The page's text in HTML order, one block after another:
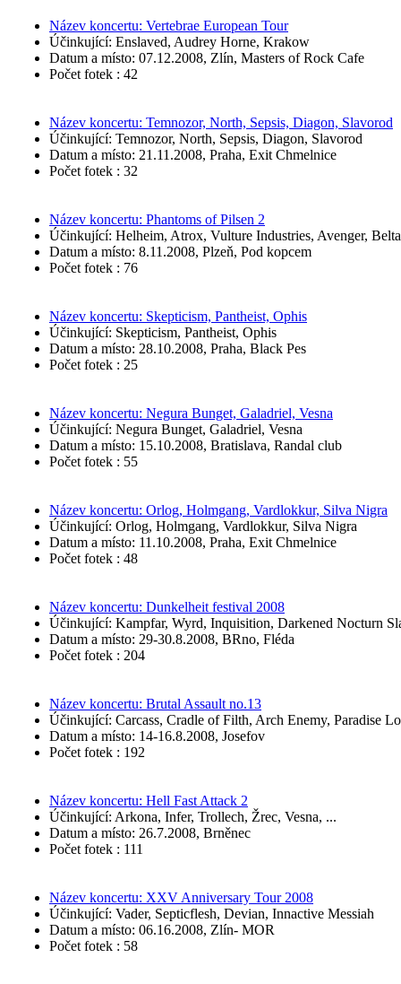
Název koncertu: Vertebrae European Tour
Účinkující: Enslaved, Audrey Horne, Krakow
Datum a místo: 07.12.2008, Zlín, Masters of Rock Cafe
Počet fotek : 42
Název koncertu: Temnozor, North, Sepsis, Diagon, Slavorod
Účinkující: Temnozor, North, Sepsis, Diagon, Slavorod
Datum a místo: 21.11.2008, Praha, Exit Chmelnice
Počet fotek : 32
Název koncertu: Phantoms of Pilsen 2
Účinkující: Helheim, Atrox, Vulture Industries, Avenger,
Datum a místo: 8.11.2008, Plzeň, Pod kopcem
Počet fotek : 76
Název koncertu: Skepticism, Pantheist, Ophis
Účinkující: Skepticism, Pantheist, Ophis
Datum a místo: 28.10.2008, Praha, Black Pes
Počet fotek : 25
Název koncertu: Negura Bunget, Galadriel, Vesna
Účinkující: Negura Bunget, Galadriel, Vesna
Datum a místo: 15.10.2008, Bratislava, Randal club
Počet fotek : 55
Název koncertu: Orlog, Holmgang, Vardlokkur, Silva Nigra
Účinkující: Orlog, Holmgang, Vardlokkur, Silva Nigra
Datum a místo: 11.10.2008, Praha, Exit Chmelnice
Počet fotek : 48
Název koncertu: Dunkelheit festival 2008
Účinkující: Kampfar, Wyrd, Inquisition, Darkened Nocturn
Datum a místo: 29-30.8.2008, BRno, Fléda
Počet fotek : 204
Název koncertu: Brutal Assault no.13
Účinkující: Carcass, Cradle of Filth, Arch Enemy, Paradise
Datum a místo: 14-16.8.2008, Josefov
Počet fotek : 192
Název koncertu: Hell Fast Attack 2
Účinkující: Arkona, Infer, Trollech, Žrec, Vesna, ...
Datum a místo: 26.7.2008, Brněnec
Počet fotek : 111
Název koncertu: XXV Anniversary Tour 2008
Účinkující: Vader, Septicflesh, Devian, Innactive Messiah
Datum a místo: 06.16.2008, Zlín- MOR
Počet fotek : 58